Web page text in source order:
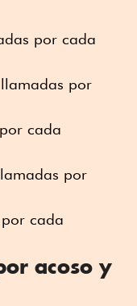
por cada
por
cada
por
cada
acoso y